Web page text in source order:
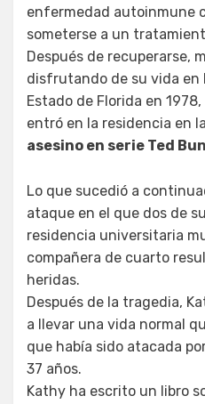
enfermedad autoinmune
someterse a un
Después de recuperarse,
disfrutando de su vida en
Estado de Florida en
entró en la residencia en
asesino en serie Ted
Lo que sucedió a
ataque en el que dos de
residencia universitaria
compañera de cuarto
heridas.
Después de la tragedia,
a llevar una vida normal
que había sido atacada
37 años.
Kathy ha escrito un libro